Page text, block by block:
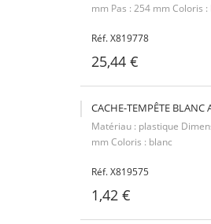
mm Pas : 254 mm Coloris :
Réf. X819778
25,44 €
CACHE-TEMPÊTE BLANC
Matériau : plastique
mm Coloris : blanc
Réf. X819575
1,42 €